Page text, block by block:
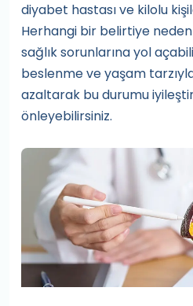
diyabet hastası ve kilolu
Herhangi bir belirtiye
sağlık sorunlarına yol
beslenme ve yaşam
azaltarak bu durumu
önleyebilirsiniz.